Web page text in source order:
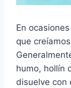
En
que
humo, hollín
disuelve con